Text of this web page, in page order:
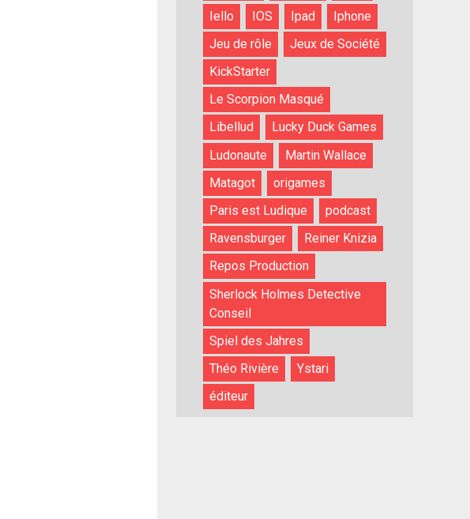
Iello
IOS Ipad
Iphone
Jeu de rôle
Jeux de Société
KickStarter
Le Scorpion Masqué
Libellud
Lucky Duck Games
Ludonaute
Martin Wallace
Matagot
origames
Paris est Ludique
podcast
Ravensburger
Reiner Knizia
Repos Production
Sherlock Holmes Detective
Conseil
Spiel des Jahres
Théo Rivière
Ystari
éditeur